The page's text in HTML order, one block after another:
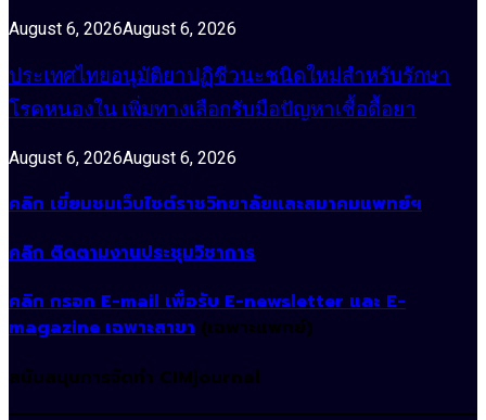
August 6, 2026August 6, 2026
ประเทศไทยอนุมัติยาปฏิชีวนะชนิดใหม่สำหรับรักษา
โรคหนองใน เพิ่มทางเลือกรับมือปัญหาเชื้อดื้อยา
August 6, 2026August 6, 2026
คลิก เยี่ยมชมเว็บไซต์ราชวิทยาลัยและสมาคมแพทย์ฯ
คลิก ติดตามงานประชุมวิชาการ
คลิก กรอก E-mail เพื่อรับ E-newsletter และ E-
magazine เฉพาะสาขา (เฉพาะแพทย์)
สนับสนุนการจัดทำ CIMjournal